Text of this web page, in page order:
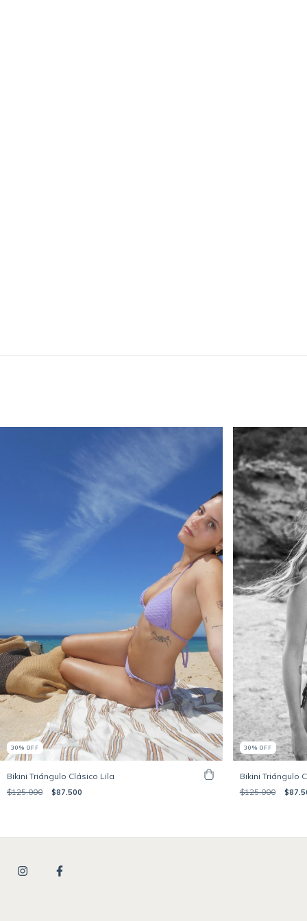
30 % OFF
Bikini Triángulo Clásico Lila
$125.000 $87.500
30 % OFF
Bikini Triángulo
$125.000